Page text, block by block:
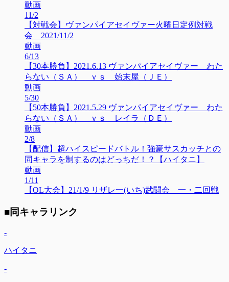
動画
11/2
【対戦会】ヴァンパイアセイヴァー火曜日定例対戦
会 2021/11/2
動画
6/13
【30本勝負】2021.6.13 ヴァンパイアセイヴァー わた
らない（ＳＡ） ｖｓ 始末屋（ＪＥ）
動画
5/30
【50本勝負】2021.5.29 ヴァンパイアセイヴァー わた
らない（ＳＡ） ｖｓ レイラ（ＤＥ）
動画
2/8
【配信】超ハイスピードバトル！強豪サスカッチとの
同キャラを制するのはどっちだ！？【ハイタニ】
動画
1/11
【OL大会】21/1/9 リザレ一(いち)武闘会 一・二回戦
■同キャラリンク
-
ハイタニ
-